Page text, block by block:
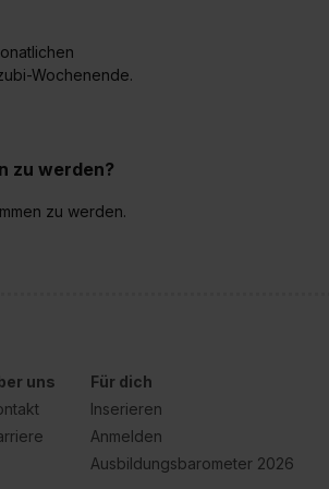
Wochenende.
zu werden?
zu werden.
uns
Für dich
Inserieren
Anmelden
Ausbildungsbarometer 2026